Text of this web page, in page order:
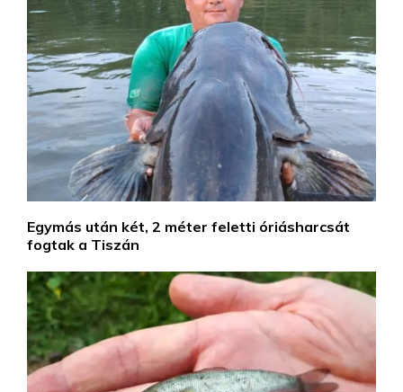
Egymás után két, 2 méter feletti óriásharcsát
fogtak a Tiszán